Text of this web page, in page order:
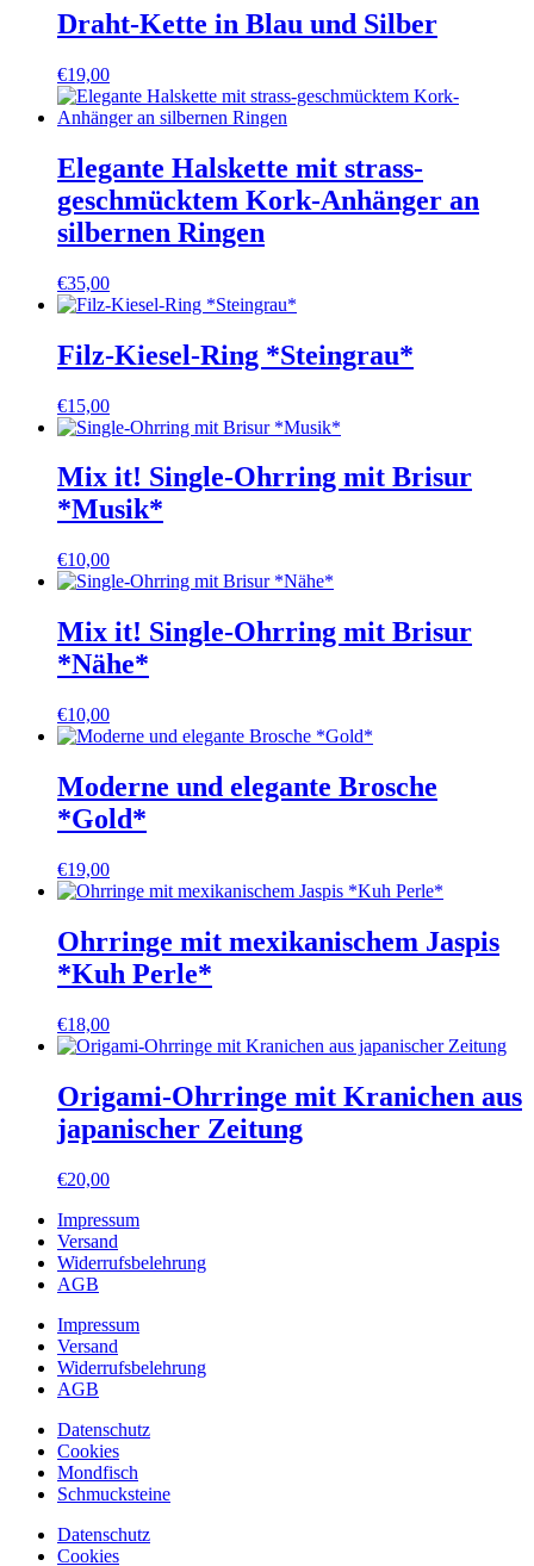
Draht-Kette in Blau und Silber
€19,00
Elegante Halskette mit strass-
geschmücktem Kork-Anhänger an
silbernen Ringen
€35,00
Filz-Kiesel-Ring *Steingrau*
€15,00
Mix it! Single-Ohrring mit Brisur
*Musik*
€10,00
Mix it! Single-Ohrring mit Brisur
*Nähe*
€10,00
Moderne und elegante Brosche
*Gold*
€19,00
Ohrringe mit mexikanischem Jaspis
*Kuh Perle*
€18,00
Origami-Ohrringe mit Kranichen aus
japanischer Zeitung
€20,00
Impressum
Versand
Widerrufsbelehrung
AGB
Impressum
Versand
Widerrufsbelehrung
AGB
Datenschutz
Cookies
Mondfisch
Schmucksteine
Datenschutz
Cookies